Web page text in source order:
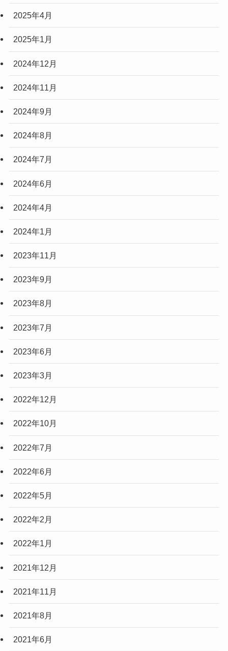
2025年4月
2025年1月
2024年12月
2024年11月
2024年9月
2024年8月
2024年7月
2024年6月
2024年4月
2024年1月
2023年11月
2023年9月
2023年8月
2023年7月
2023年6月
2023年3月
2022年12月
2022年10月
2022年7月
2022年6月
2022年5月
2022年2月
2022年1月
2021年12月
2021年11月
2021年8月
2021年6月